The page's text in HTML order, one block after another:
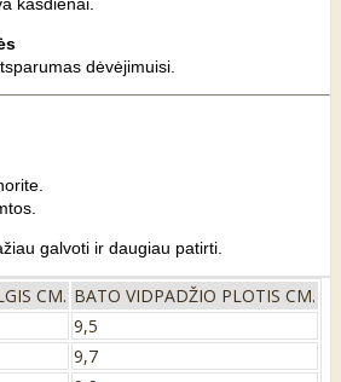
dėvėjimuisi.
galvoti ir daugiau patirti.
CM. BATO VIDPADŽIO PLOTIS CM.
9,5
9,7